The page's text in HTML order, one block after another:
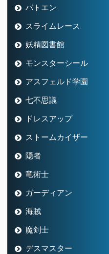
バトエン
スライムレース
妖精図書館
モンスターシール
アスフェルド学園
七不思議
ドレスアップ
ストームカイザー
隠者
竜術士
ガーディアン
海賊
魔剣士
デスマスター